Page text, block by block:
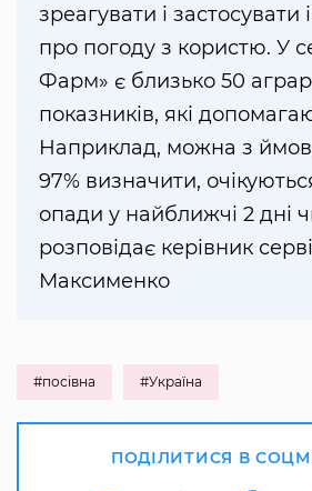
зреагувати і
про погоду з користю. У
Фарм» є близько 50
показників, які
Наприклад, можна з
97% визначити,
опади у найближчі 2 дні
розповідає керівник
Максименко
#посівна #Україна
ПОДІЛИТИСЯ В